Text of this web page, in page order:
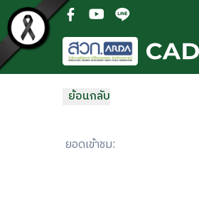
ข้ามไปยังเนื้อหาหลัก(open facebook in new
(open youtube in new
(open line in
ย้อนกลับ
ยอดเข้าชม: